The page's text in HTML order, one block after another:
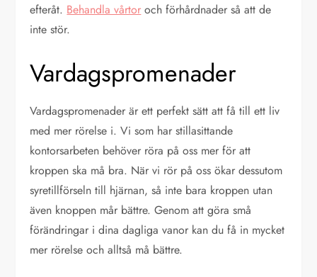
efteråt. Behandla vårtor och förhårdnader så att de
inte stör.
Vardagspromenader
Vardagspromenader är ett perfekt sätt att få till ett liv
med mer rörelse i. Vi som har stillasittande
kontorsarbeten behöver röra på oss mer för att
kroppen ska må bra. När vi rör på oss ökar dessutom
syretillförseln till hjärnan, så inte bara kroppen utan
även knoppen mår bättre. Genom att göra små
förändringar i dina dagliga vanor kan du få in mycket
mer rörelse och alltså må bättre.